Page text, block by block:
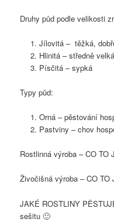
Druhy půd podle velikosti
Jílovitá – těžká,
Hlinitá – středně
Písčitá – sypká
Typy půd:
Orná – pěstování
Pastviny – chov
Rostlinná výroba – CO TO
Živočišná výroba – CO TO
JAKÉ ROSTLINY
sešitu 🙂